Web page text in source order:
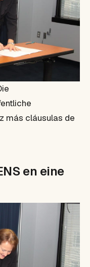
más cláusulas de
en eine